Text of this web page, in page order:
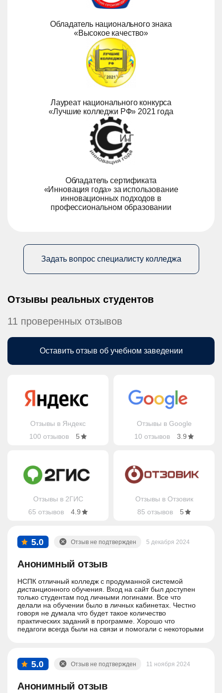
Обладатель национального знака
«Высокое качество»
Лауреат национального конкурса
«Лучшие колледжи РФ» 2021 года
Обладатель сертификата
«Инновация года» за использование
инновационных подходов в
профессиональном образовании
Задать вопрос специалисту колледжа
Отзывы реальных студентов
11 проверенных отзывов
Оставить отзыв об учебном заведении
Отзывы в Яндекс
100 отзывов
5
Отзывы в Google
10 отзывов
3.9
Отзывы в 2ГИС
65 отзывов
4.9
Отзывы в Отзовик
85 отзывов
5
5.0
Анонимный отзыв
5 декабря 2024
Отзыв не подтвержден
НСПК отличный колледж с продуманной системой
дистанционного обучения. Вход на сайт был доступен
только студентам под личными логинами. Все что
делали на обучении было в личных кабинетах. Честно
говоря не думала что будет такое количество
практических заданий в программе. Хорошо что
педагоги всегда были на связи и помогали с некоторыми
5.0
Анонимный отзыв
11 ноября 2024
Отзыв не подтвержден